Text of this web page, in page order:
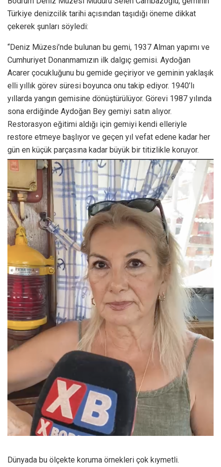
Türkiye denizcilik tarihi açısından taşıdığı öneme dikkat
çekerek şunları söyledi:
“Deniz Müzesi’nde bulunan bu gemi, 1937 Alman yapımı ve
Cumhuriyet Donanmamızın ilk dalgıç gemisi. Aydoğan
Acarer çocukluğunu bu gemide geçiriyor ve geminin yaklaşık
elli yıllık görev süresi boyunca onu takip ediyor. 1940’lı
yıllarda yangın gemisine dönüştürülüyor. Görevi 1987 yılında
sona erdiğinde Aydoğan Bey gemiyi satın alıyor.
Restorasyon eğitimi aldığı için gemiyi kendi elleriyle
restore etmeye başlıyor ve geçen yıl vefat edene kadar her
gün en küçük parçasına kadar büyük bir titizlikle koruyor.
Dünyada bu ölçekte koruma örnekleri çok kıymetli.